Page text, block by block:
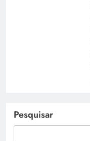
Pesquisar